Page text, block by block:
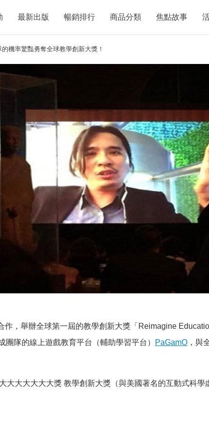
最新出版 暢銷排行 商品分類 焦點故事
機率驚豔勇奪全球教學創新大獎！
，舉辦全球第一屆的教學創新大獎「Reimagine
團隊的線上遊戲教育平台（輔助學習平台） PaGamO ， 與
大大大大大大獎 教學創新大獎（與美國著名的互動式科學